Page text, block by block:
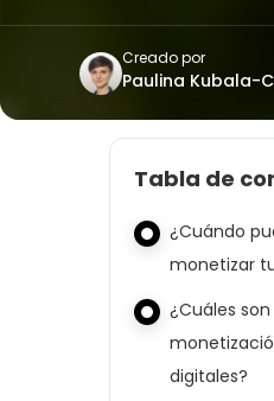
Creado por
Paulina Kubala-
Tabla de
¿Cuándo
monetizar
¿Cuáles
digitales?